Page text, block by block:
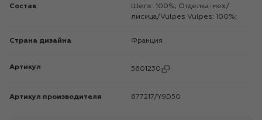
Состав
Шелк: 100%; Отделка-мех/
лисица/Vulpes Vulpes: 100%;
Страна дизайна Франция
Артикул 5601230
Артикул производителя 677217/Y9D50